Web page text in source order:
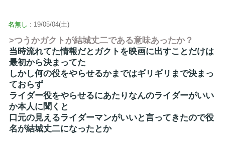
名無し : 19/05/04(土)
>つうかガクトが結城丈二である意味あったか？
当時流れてた情報だとガクトを映画に出すことだけは
最初から決まってた
しかし何の役をやらせるかまではギリギリまで決まっ
ておらず
ライダー役をやらせるにあたりなんのライダーがいい
か本人に聞くと
口元の見えるライダーマンがいいと言ってきたので役
名が結城丈二になったとか